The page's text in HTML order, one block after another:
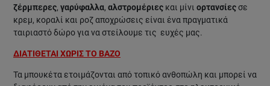
ζέρμπερες, γαρύφαλλα, αλστρομέριες και μίνι ορτανσίεςσε
κρεμ, κοραλί και ροζ αποχρώσεις είναι ένα πραγματικά
ταιριαστό δώρο για να στείλουμε τις ευχές μας.
ΔΙΑΤΙΘΕΤΑΙ ΧΩΡΙΣ ΤΟ ΒΑΖΟ
Τα μπουκέτα ετοιμάζονται από τοπικό ανθοπώλη και μπορεί να